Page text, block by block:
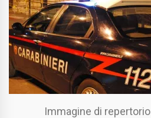
Immagine di repertorio